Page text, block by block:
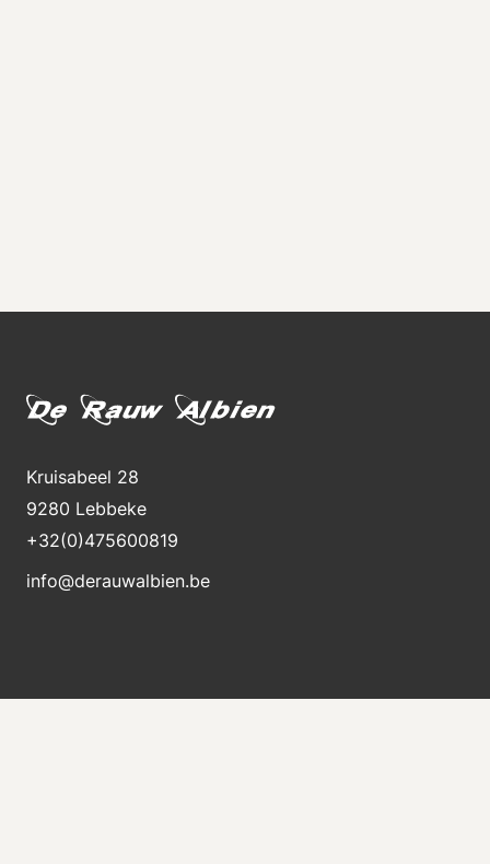
Kruisabeel 28
9280 Lebbeke
+32(0)475600819
info@derauwalbien.be
Bleiben Sie über neue Lagerbestände auf dem